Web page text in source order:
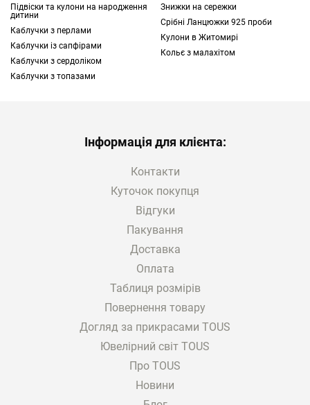
Підвіски та кулони на народження
дитини
Каблучки з перлами
Каблучки із сапфірами
Каблучки з сердоліком
Каблучки з топазами
Знижки на сережки
Срібні Ланцюжки 925 проби
Кулони в Житомирі
Кольє з малахітом
Інформація для клієнта:
Контакти
Куточок покупця
Відгуки
Пакування
Доставка
Оплата
Таблиця розмірів
Повернення товару
Догляд за прикрасами TOUS
Ювелірний світ TOUS
Про TOUS
Новини